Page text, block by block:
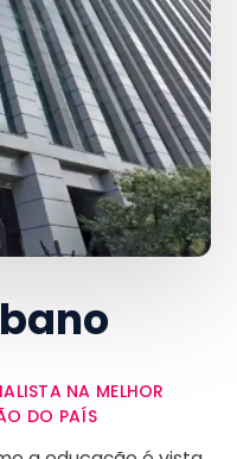
NA MELHOR
DO PAÍS